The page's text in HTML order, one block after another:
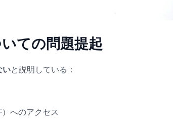
ての問題提起
いと説明している：
へのアクセス